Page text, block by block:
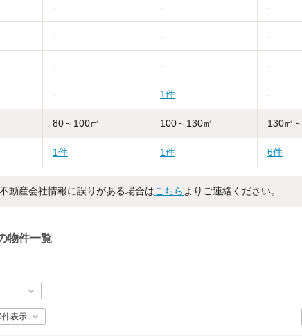
- - -
- - -
- - -
- 1件 -
80～100㎡ 100～130㎡ 130㎡～
1件 1件 6件
動産会社情報に誤りがある場合はこちら よりご連絡ください。
物件一覧